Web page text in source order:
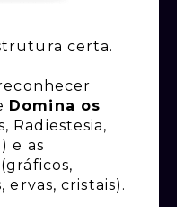
certa.
Domina os
Radiestesia,
e as
(gráficos,
cristais).